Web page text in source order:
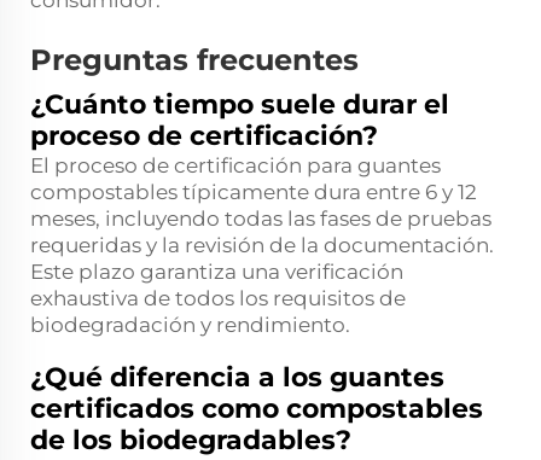
Preguntas frecuentes
¿Cuánto tiempo suele durar el
proceso de certificación?
El proceso de certificación para guantes
compostables típicamente dura entre 6 y 12
meses, incluyendo todas las fases de pruebas
requeridas y la revisión de la documentación.
Este plazo garantiza una verificación
exhaustiva de todos los requisitos de
biodegradación y rendimiento.
¿Qué diferencia a los guantes
certificados como compostables
de los biodegradables?